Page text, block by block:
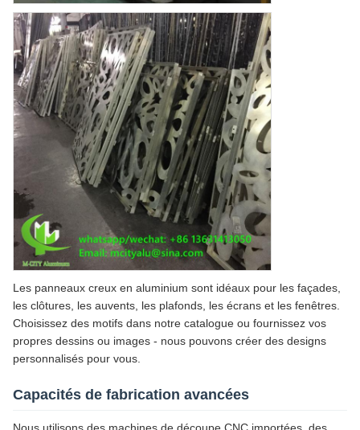
Les panneaux creux en aluminium sont idéaux pour les façades,
les clôtures, les auvents, les plafonds, les écrans et les fenêtres.
Choisissez des motifs dans notre catalogue ou fournissez vos
propres dessins ou images - nous pouvons créer des designs
personnalisés pour vous.
Capacités de fabrication avancées
Nous utilisons des machines de découpe CNC importées, des